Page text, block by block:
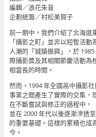
編輯／浪花朱音
企劃統籌／村松美賀子
前一期中，我們介紹了北海道
「攝影之町」並非以短暫活
人潮的「城鎮振興」，於
際攝影獎及其相關節慶活動為
相當長的時間。
然而，1994 年全國高中攝影
事業之間產生了實際的交集，
在不斷嘗試與修正的過程中，
並在 2000 年代以後逐漸滲透
的重要基礎。這樣的累積也成
今。